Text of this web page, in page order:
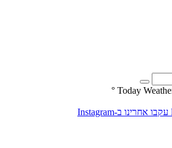
Today
°
עקבו אחרינו ב-Instagram